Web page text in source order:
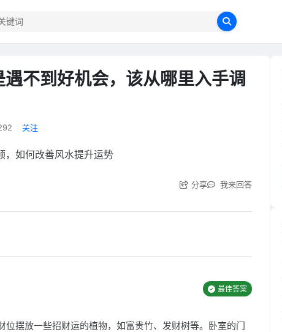
不到好机会，该从哪里入手调
关注
，如何改善风水提升运势
分享 我来回答
最佳答案
位摆放一些招财运的植物，如富贵竹、发财树等。卧室的门